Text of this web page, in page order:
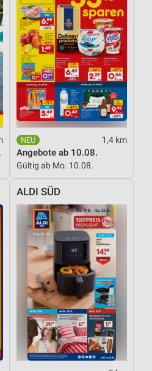
1,4 km
Angebote ab 10.08.
Gültig ab Mo. 10.08.
ALDI SÜD
Inhalten
Statistiken oder
verschiedenen
der Angebote
zur Auswahl von